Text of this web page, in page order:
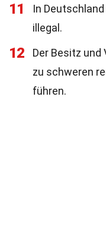
11
In
illegal.
12
Der Besitz und
zu schweren
führen.